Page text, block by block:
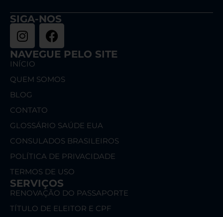
SIGA-NOS
NAVEGUE PELO SITE
INÍCIO
QUEM SOMOS
BLOG
CONTATO
GLOSSÁRIO SAÚDE EUA
CONSULADOS BRASILEIROS
POLÍTICA DE PRIVACIDADE
TERMOS DE USO
SERVIÇOS
RENOVAÇÃO DO PASSAPORTE
TÍTULO DE ELEITOR E CPF